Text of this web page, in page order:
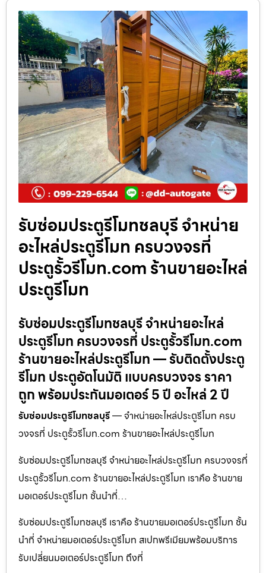
รับซ่อมประตูรีโมทชลบุรี จำหน่าย
อะไหล่ประตูรีโมท ครบวงจรที่
ประตูรั้วรีโมท.com ร้านขายอะไหล่
ประตูรีโมท
รับซ่อมประตูรีโมทชลบุรี จำหน่ายอะไหล่
ประตูรีโมท ครบวงจรที่ ประตูรั้วรีโมท.com
ร้านขายอะไหล่ประตูรีโมท — รับติดตั้งประตู
รีโมท ประตูอัตโนมัติ แบบครบวงจร ราคา
ถูก พร้อมประกันมอเตอร์ 5 ปี อะไหล่ 2 ปี
รับซ่อมประตูรีโมทชลบุรี— จำหน่ายอะไหล่ประตูรีโมท ครบ
วงจรที่ ประตูรั้วรีโมท.com ร้านขายอะไหล่ประตูรีโมท
รับซ่อมประตูรีโมทชลบุรี จำหน่ายอะไหล่ประตูรีโมท ครบวงจรที่
ประตูรั้วรีโมท.com ร้านขายอะไหล่ประตูรีโมท เราคือ ร้านขาย
มอเตอร์ประตูรีโมท ชั้นนำที่…
รับซ่อมประตูรีโมทชลบุรี เราคือ ร้านขายมอเตอร์ประตูรีโมท ชั้น
นำที่ จำหน่ายมอเตอร์ประตูรีโมท สเปกพรีเมียมพร้อมบริการ
รับเปลี่ยนมอเตอร์ประตูรีโมท ถึงที่